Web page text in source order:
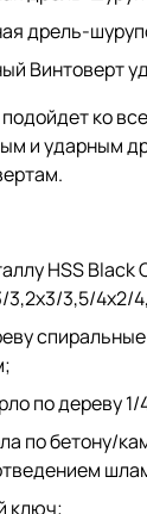
дрель-
Винтоверт
ко
и ударным
HSS Black
3,2x3/3,5/4x2/
по дереву
по бетону/
ключ;